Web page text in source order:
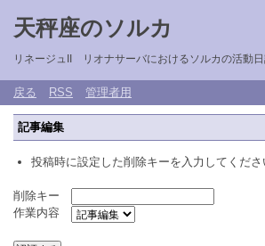
天秤座のソルカ
リネージュII リオナサーバにおけるソルカの活動
戻る RSS 管理者用
記事編集
投稿時に設定した削除キーを入力してくださ
削除キー
作業内容